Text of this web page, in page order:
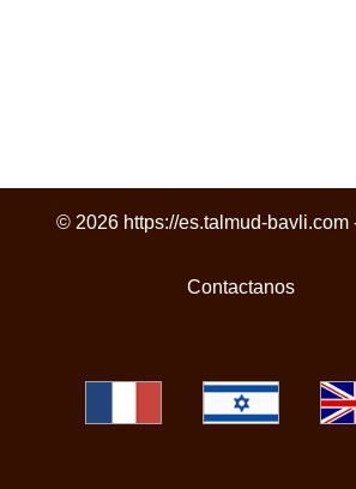
© 2026 https://es.talmud-bavli.com
Contactanos